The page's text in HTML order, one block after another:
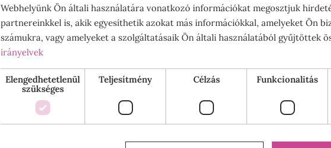
Webhelyünk Ön általi használatára vonatkozó információkat megosztjuk
partnereinkkel is, akik egyesíthetik azokat más információkkal, amelyeket Ön
számukra, vagy amelyeket a szolgáltatásaik Ön általi használatából gyűjtöttek
irányelvek
Elengedhetetlenül
szükséges
Teljesítmény Célzás Funkcionalitás